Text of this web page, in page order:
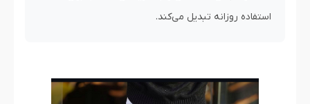
استفاده روزانه تبدیل می‌کند.